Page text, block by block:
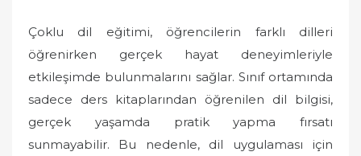
Çoklu dil eğitimi, öğrencilerin farklı dilleri
öğrenirken gerçek hayat deneyimleriyle
etkileşimde bulunmalarını sağlar. Sınıf ortamında
sadece ders kitaplarından öğrenilen dil bilgisi,
gerçek yaşamda pratik yapma fırsatı
sunmayabilir. Bu nedenle, dil uygulaması için